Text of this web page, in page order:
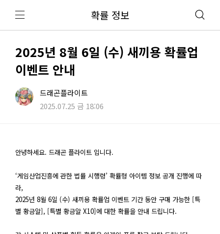
확률 정보
2025년 8월 6일 (수) 새끼용 확률업
이벤트 안내
드래곤플라이트
2025.07.25 금 18:06
안녕하세요. 드래곤 플라이트 입니다.
‘게임산업진흥에 관한 법률 시행령’ 확률형 아이템 정보 공개 진행에 따
라,
2025년 8월 6일 (수) 새끼용 확률업 이벤트 기간 동안 구매 가능한 [특
별 황금알], [특별 황금알 X10]에 대한 확률을 안내 드립니다.